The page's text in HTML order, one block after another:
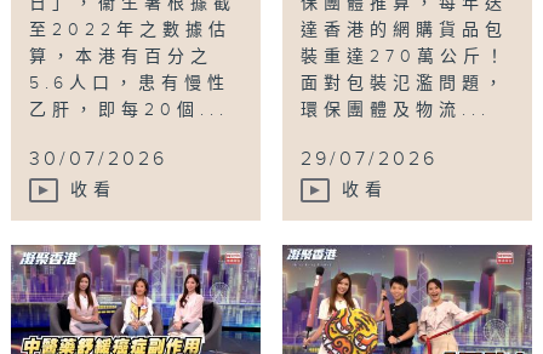
至2022年之數據估
算，本港有百分之
5.6人口，患有慢性
乙肝，即每20個...
30/07/2026
收看
達香港的網購貨品包
裝重達270萬公斤！
面對包裝氾濫問題，
環保團體及物流...
29/07/2026
收看